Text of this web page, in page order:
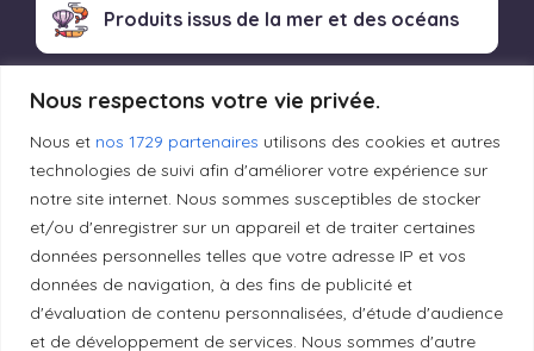
Nous respectons votre vie privée.
Nous et nos 1729 partenaires utilisons des cookies et autres
technologies de suivi afin d'améliorer votre expérience sur
notre site internet. Nous sommes susceptibles de stocker
et/ou d'enregistrer sur un appareil et de traiter certaines
données personnelles telles que votre adresse IP et vos
données de navigation, à des fins de publicité et
d'évaluation de contenu personnalisées, d'étude d'audience
et de développement de services. Nous sommes d'autre
Produits issus de la mer et des océans
Produits transformés artisanaux
Liens utiles
Mentions légales